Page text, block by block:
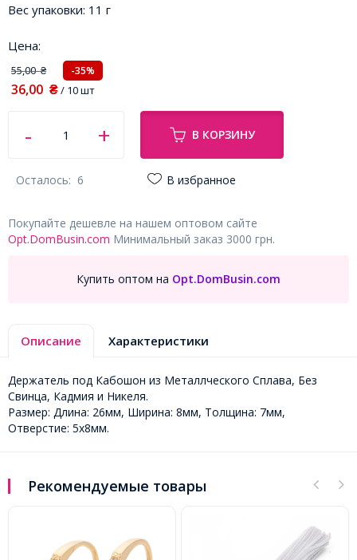
Вес упаковки: 11 г
Цена:
55,00₴ -35%
36,00 ₴/ 10 шт
В КОРЗИНУ
Осталось: 6 В избранное
Покупайте дешевле на нашем оптовом сайте
Opt.DomBusin.com Минимальный заказ 3000 грн.
Купить оптом на Opt.DomBusin.com
Описание Характеристики
Держатель под Кабошон из Металлческого Сплава, Без
Свинца, Кадмия и Никеля.
Размер: Длина: 26мм, Ширина: 8мм, Толщина: 7мм,
Отверстие: 5х8мм.
Рекомендуемые товары